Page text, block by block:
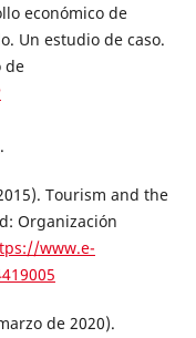
económico de
Un estudio de caso.
de
.
Tourism and the
Organización
www.e-
de 2020).